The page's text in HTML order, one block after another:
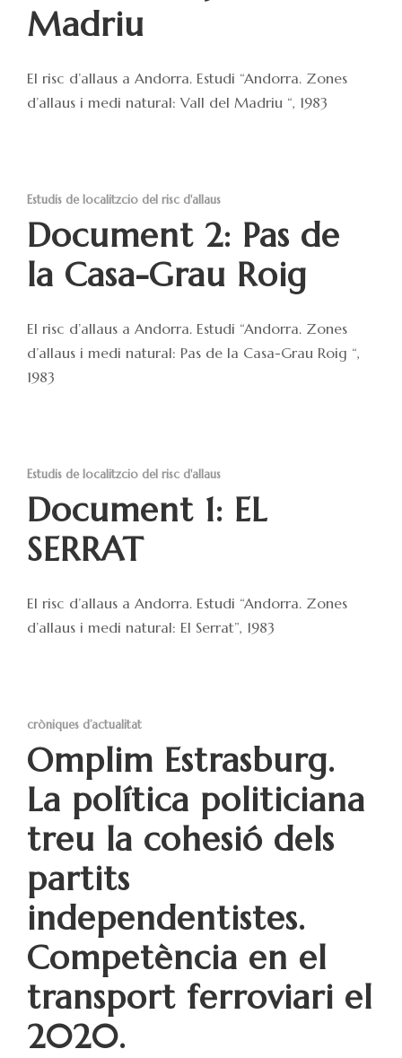
Madriu
El risc d’allaus a Andorra. Estudi “Andorra. Zones
d’allaus i medi natural: Vall del Madriu “, 1983
Estudis de localitzcio del risc d'allaus
Document 2: Pas de
la Casa-Grau Roig
El risc d’allaus a Andorra. Estudi “Andorra. Zones
d’allaus i medi natural: Pas de la Casa-Grau Roig “,
1983
Estudis de localitzcio del risc d'allaus
Document 1: EL
SERRAT
El risc d’allaus a Andorra. Estudi “Andorra. Zones
d’allaus i medi natural: El Serrat”, 1983
cròniques d’actualitat
Omplim Estrasburg.
La política politiciana
treu la cohesió dels
partits
independentistes.
Competència en el
transport ferroviari el
2020.